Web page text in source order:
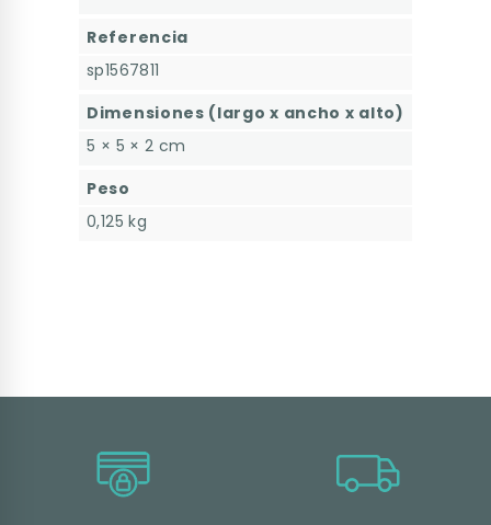
Referencia
sp1567811
Dimensiones (largo x ancho x alto)
5 × 5 × 2 cm
Peso
0,125 kg